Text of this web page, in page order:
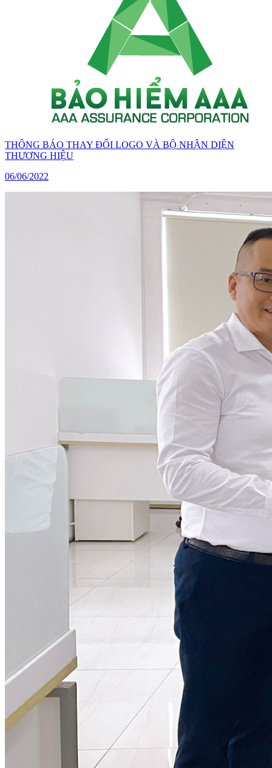
THÔNG BÁO THAY ĐỔI LOGO VÀ BỘ NHẬN DIỆN
THƯƠNG HIỆU
06/06/2022